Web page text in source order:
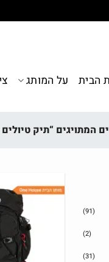
הבית על המותג
המתויגים “תיק טיולים
(91)
(2)
(31)